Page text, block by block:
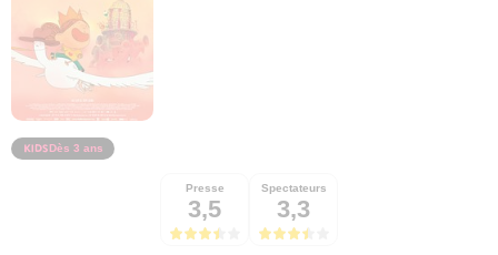
Dès 3 ans
Presse
3,5
Spectateurs
3,3